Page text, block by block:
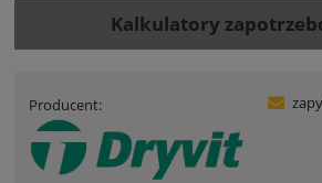
Kalkulatory
Producent: